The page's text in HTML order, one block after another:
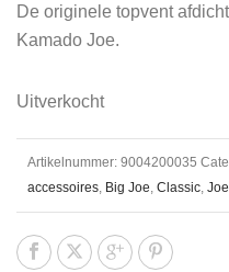
De originele topvent
Kamado Joe.
Uitverkocht
Artikelnummer: 9004200035
accessoires, Big Joe, Classic,